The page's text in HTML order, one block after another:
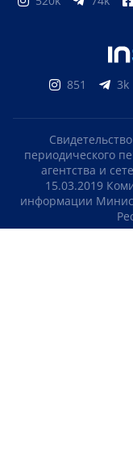
851 3k
периодического
агентства и
15.03.2019
информации